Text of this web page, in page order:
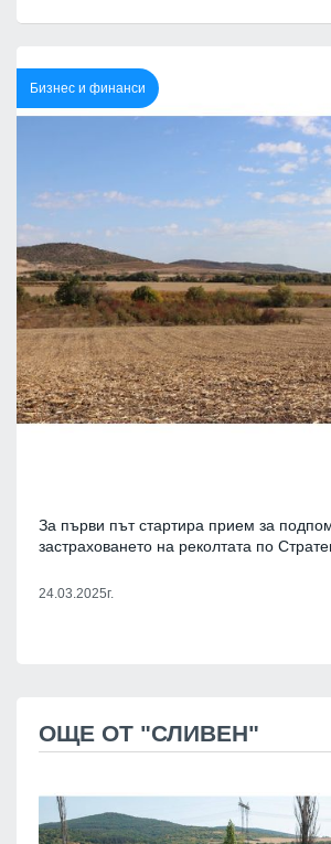
Бизнес и финанси
За първи път стартира прием за
застраховането на реколтата по
24.03.2025г.
ОЩЕ ОТ "СЛИВЕН"